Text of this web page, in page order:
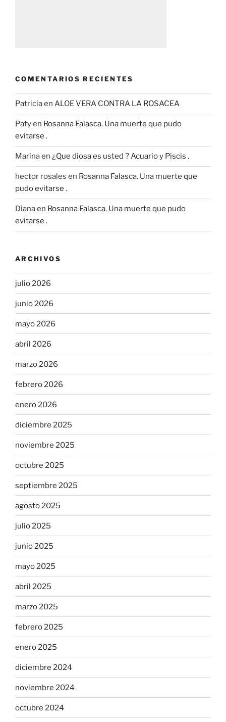
COMENTARIOS RECIENTES
Patriciaen ALOE VERA CONTRA LA ROSACEA
Patyen Rosanna Falasca. Una muerte que pudo
evitarse .
Marinaen ¿Que diosa es usted ? Acuario y Piscis .
hector rosales en Rosanna Falasca. Una muerte que
pudo evitarse .
Dianaen Rosanna Falasca. Una muerte que pudo
evitarse .
ARCHIVOS
julio 2026
junio 2026
mayo 2026
abril 2026
marzo 2026
febrero 2026
enero 2026
diciembre 2025
noviembre 2025
octubre 2025
septiembre 2025
agosto 2025
julio 2025
junio 2025
mayo 2025
abril 2025
marzo 2025
febrero 2025
enero 2025
diciembre 2024
noviembre 2024
octubre 2024